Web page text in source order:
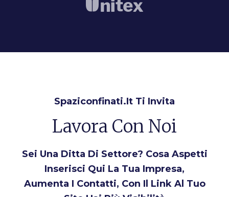
Spaziconfinati.it Ti Invita
Lavora Con Noi
Sei Una Ditta Di Settore? Cosa Aspetti
Inserisci Qui La Tua Impresa,
Aumenta I Contatti, Con Il Link Al Tuo